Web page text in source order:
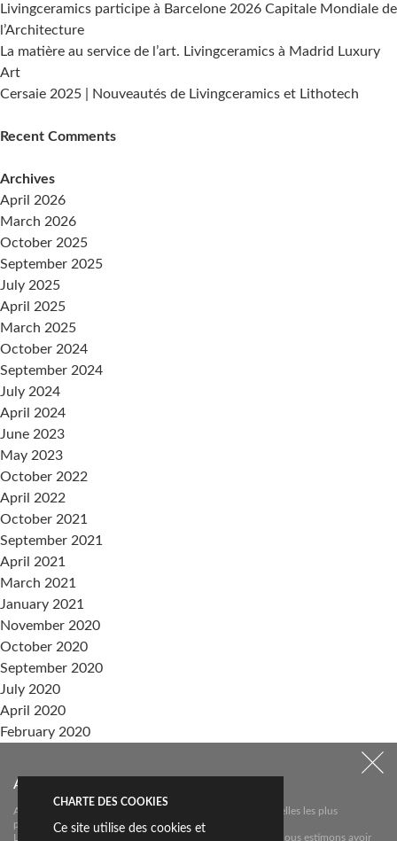
format
Livingceramics
Livingceramics participe à Barcelone 2026 Capitale Mondiale de
l’Architecture
La matière au service de l’art. Livingceramics à Madrid Luxury
Art
Cersaie 2025 | Nouveautés de Livingceramics et Lithotech
Recent Comments
Archives
April 2026
March 2026
October 2025
September 2025
July 2025
April 2025
March 2025
October 2024
September 2024
July 2024
April 2024
June 2023
May 2023
October 2022
April 2022
October 2021
September 2021
April 2021
March 2021
January 2021
November 2020
October 2020
September 2020
July 2020
April 2020
February 2020
Categories
Sin categoría
Abonnez-vous à notre newsletter
Abonnez-vous à notre newsletter pour connaître les nouvelles les plus
pertinentes sur
Livingceramics. Nous ne vous enverrons un e-mail que si nous estimons avoir
CHARTE DES COOKIES
Ce site utilise des cookies et